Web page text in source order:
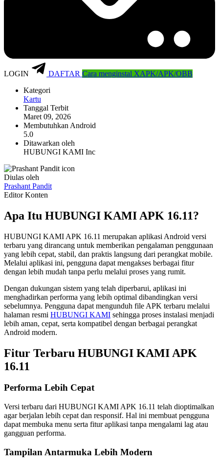
LOGIN DAFTAR Cara menginstal XAPK/APK/OBB
Kategori
Kartu
Tanggal Terbit
Maret 09, 2026
Membutuhkan Android
5.0
Ditawarkan oleh
HUBUNGI KAMI Inc
Diulas oleh
Prashant Pandit
Editor Konten
Apa Itu HUBUNGI KAMI APK 16.11?
HUBUNGI KAMI APK 16.11 merupakan aplikasi Android versi
terbaru yang dirancang untuk memberikan pengalaman penggunaan
yang lebih cepat, stabil, dan praktis langsung dari perangkat mobile.
Melalui aplikasi ini, pengguna dapat mengakses berbagai fitur
dengan lebih mudah tanpa perlu melalui proses yang rumit.
Dengan dukungan sistem yang telah diperbarui, aplikasi ini
menghadirkan performa yang lebih optimal dibandingkan versi
sebelumnya. Pengguna dapat mengunduh file APK terbaru melalui
halaman resmi HUBUNGI KAMI sehingga proses instalasi menjadi
lebih aman, cepat, serta kompatibel dengan berbagai perangkat
Android modern.
Fitur Terbaru HUBUNGI KAMI APK
16.11
Performa Lebih Cepat
Versi terbaru dari HUBUNGI KAMI APK 16.11 telah dioptimalkan
agar berjalan lebih cepat dan responsif. Hal ini membuat pengguna
dapat membuka menu serta fitur aplikasi tanpa mengalami lag atau
gangguan performa.
Tampilan Antarmuka Lebih Modern